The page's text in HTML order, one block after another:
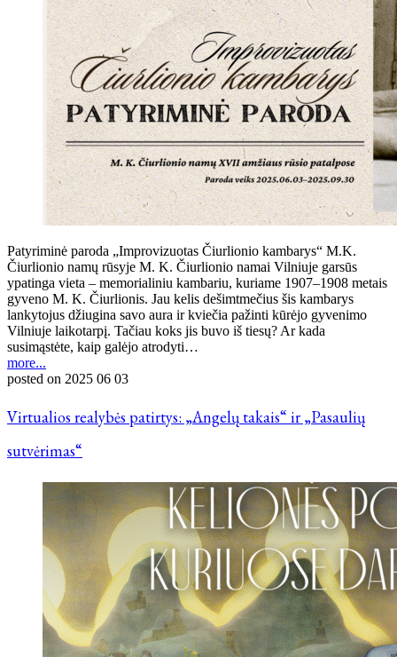
Patyriminė paroda „Improvizuotas Čiurlionio kambarys“ M.K.
Čiurlionio namų rūsyje M. K. Čiurlionio namai Vilniuje garsūs
ypatinga vieta – memorialiniu kambariu, kuriame 1907–1908 metais
gyveno M. K. Čiurlionis. Jau kelis dešimtmečius šis kambarys
lankytojus džiugina savo aura ir kviečia pažinti kūrėjo gyvenimo
Vilniuje laikotarpį. Tačiau koks jis buvo iš tiesų? Ar kada
susimąstėte, kaip galėjo atrodyti…
more...
posted on 2025 06 03
Virtualios realybės patirtys: „Angelų takais“ ir „Pasaulių
sutvėrimas“